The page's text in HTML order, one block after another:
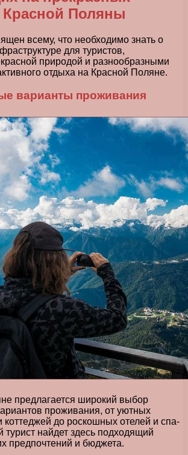
Красной Поляны
всему, что необходимо знать о
для туристов,
природой и разнообразными
отдыха на Красной Поляне.
варианты проживания
предлагается широкий выбор
проживания, от уютных
коттеджей до роскошных отелей и спа-
турист найдет здесь подходящий
предпочтений и бюджета.